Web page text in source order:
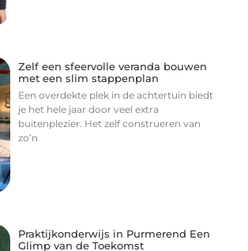
Zelf een sfeervolle veranda bouwen
met een slim stappenplan
Een overdekte plek in de achtertuin biedt
je het hele jaar door veel extra
buitenplezier. Het zelf construeren van
zo’n
Praktijkonderwijs in Purmerend Een
Glimp van de Toekomst